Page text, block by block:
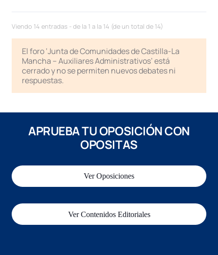
Viendo 14 entradas - de la 1 a la 14 (de un total de 14)
El foro ‘Junta de Comunidades de Castilla-La
Mancha – Auxiliares Administrativos’ está
cerrado y no se permiten nuevos debates ni
respuestas.
APRUEBA TU OPOSICIÓN CON
OPOSITAS
Ver Oposiciones
Ver Contenidos Editoriales